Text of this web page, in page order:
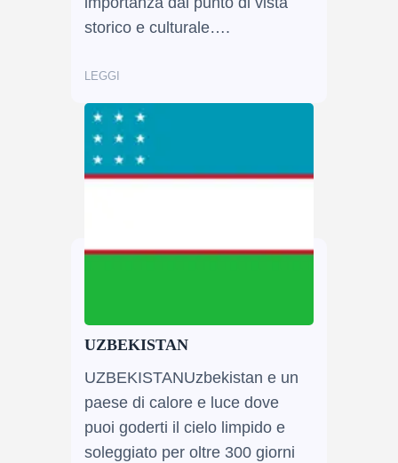
storico e culturale….
LEGGI
UZBEKISTAN
UZBEKISTANUzbekistan e un
paese di calore e luce dove
puoi goderti il ​​cielo limpido e
soleggiato per oltre 300 giorni